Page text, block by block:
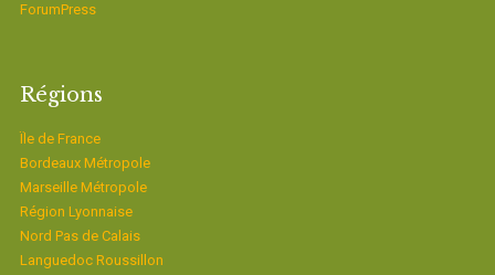
ForumPress
Régions
Ïle de France
Bordeaux Métropole
Marseille Métropole
Région Lyonnaise
Nord Pas de Calais
Languedoc Roussillon